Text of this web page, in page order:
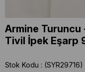
Armine Turuncu
Tivil İpek Eşarp
Stok Kodu
(SYR29716)